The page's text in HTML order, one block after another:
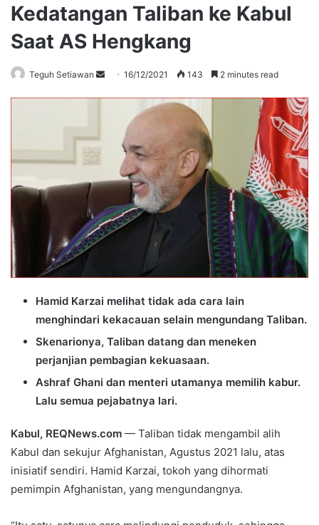
Kedatangan Taliban ke Kabul
Saat AS Hengkang
Teguh Setiawan
Send16/12/2021 143 2 minutes read
Hamid Karzai melihat tidak ada cara lain
menghindari kekacauan selain mengundang Taliban.
Skenarionya, Taliban datang dan meneken
perjanjian pembagian kekuasaan.
Ashraf Ghani dan menteri utamanya memilih kabur.
Lalu semua pejabatnya lari.
Kabul, REQNews.com — Taliban tidak mengambil alih
Kabul dan sekujur Afghanistan, Agustus 2021 lalu, atas
inisiatif sendiri. Hamid Karzai, tokoh yang dihormati
pemimpin Afghanistan, yang mengundangnya.